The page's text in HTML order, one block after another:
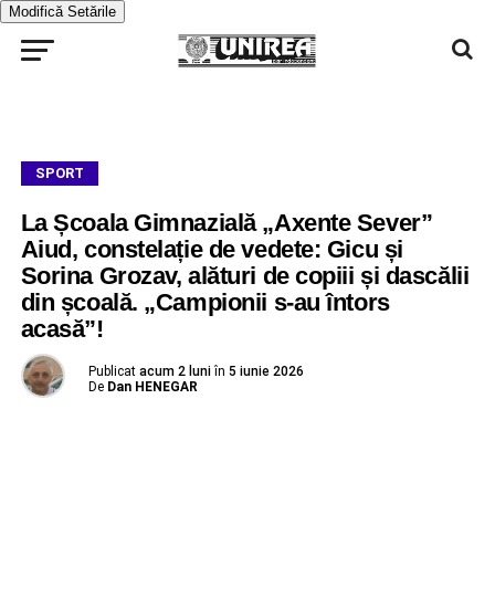
Modifică Setările
SPORT
La Școala Gimnazială „Axente Sever”
Aiud, constelație de vedete: Gicu și
Sorina Grozav, alături de copiii și dascălii
din școală. „Campionii s-au întors
acasă”!
Publicat acum 2 luni în 5 iunie 2026
De Dan HENEGAR